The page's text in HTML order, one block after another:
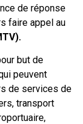
c’est
jouez la
de l’APST
symbole
de nos
d’assistance
qui garantit
et le
:
de réponse
faire appel au
but de
peuvent
de services de
transport